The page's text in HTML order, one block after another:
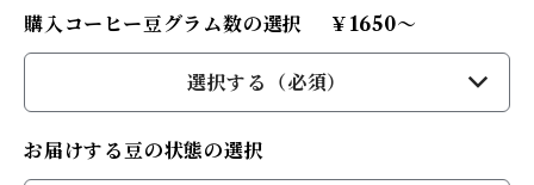
購入コーヒー豆グラム数の選択 ￥1650～
選択する（必須）
お届けする豆の状態の選択